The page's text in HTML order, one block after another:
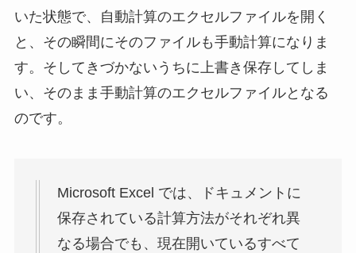
いた状態で、自動計算のエクセルファイルを開く
と、その瞬間にそのファイルも手動計算になりま
す。そしてきづかないうちに上書き保存してしま
い、そのまま手動計算のエクセルファイルとなる
のです。
Microsoft Excel では、ドキュメントに
保存されている計算方法がそれぞれ異
なる場合でも、現在開いているすべて